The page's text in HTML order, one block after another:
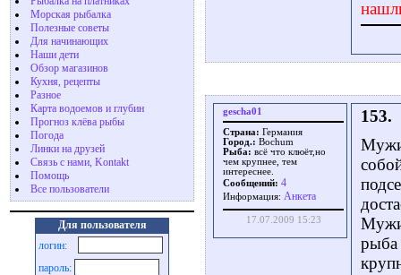
Морская рыбалка
Полезные советы
Для начинающих
Наши дети
Обзор магазинов
Кухня, рецепты
Разное
Карта водоемов и глубин
Прогноз клёва рыбы
Погода
Линки на друзей
Связь с нами, Kontakt
Помощь
Все пользователи
Для пользователя
логин:
пароль:
gescha01
Страна: Германия
Город.: Bochum
Рыба: всё что клюёт,но
чем крупнее, тем
интереснее.
Сообщений: 4
Информация: Aнкета
17.07.2009 15:23
153.
рыба